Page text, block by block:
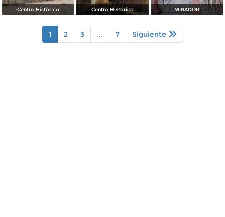
Centro Histórico Centro Histórico MIRADOR
1 2 3 ... 7 Siguiente